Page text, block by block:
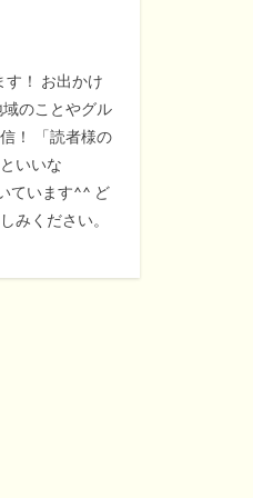
す！ お出かけ
のことやグル
！ 「読者様の
いいな
ています^^ ど
みください。